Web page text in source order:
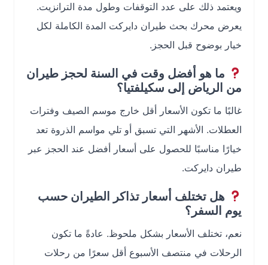
ويعتمد ذلك على عدد التوقفات وطول مدة الترانزيت.
يعرض محرك بحث طيران دايركت المدة الكاملة لكل
خيار بوضوح قبل الحجز.
ما هو أفضل وقت في السنة لحجز طيران
من الرياض إلى سكيلفتيا؟
غالبًا ما تكون الأسعار أقل خارج موسم الصيف وفترات
العطلات. الأشهر التي تسبق أو تلي مواسم الذروة تعد
خيارًا مناسبًا للحصول على أسعار أفضل عند الحجز عبر
طيران دايركت.
هل تختلف أسعار تذاكر الطيران حسب
يوم السفر؟
نعم، تختلف الأسعار بشكل ملحوظ. عادةً ما تكون
الرحلات في منتصف الأسبوع أقل سعرًا من رحلات